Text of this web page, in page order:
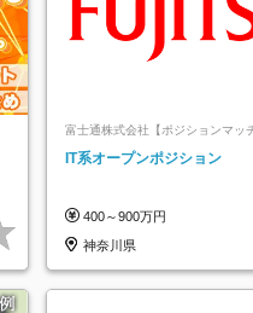
富士通株式会社【ポジションマッ
IT系オープンポジション
400～900万円
神奈川県